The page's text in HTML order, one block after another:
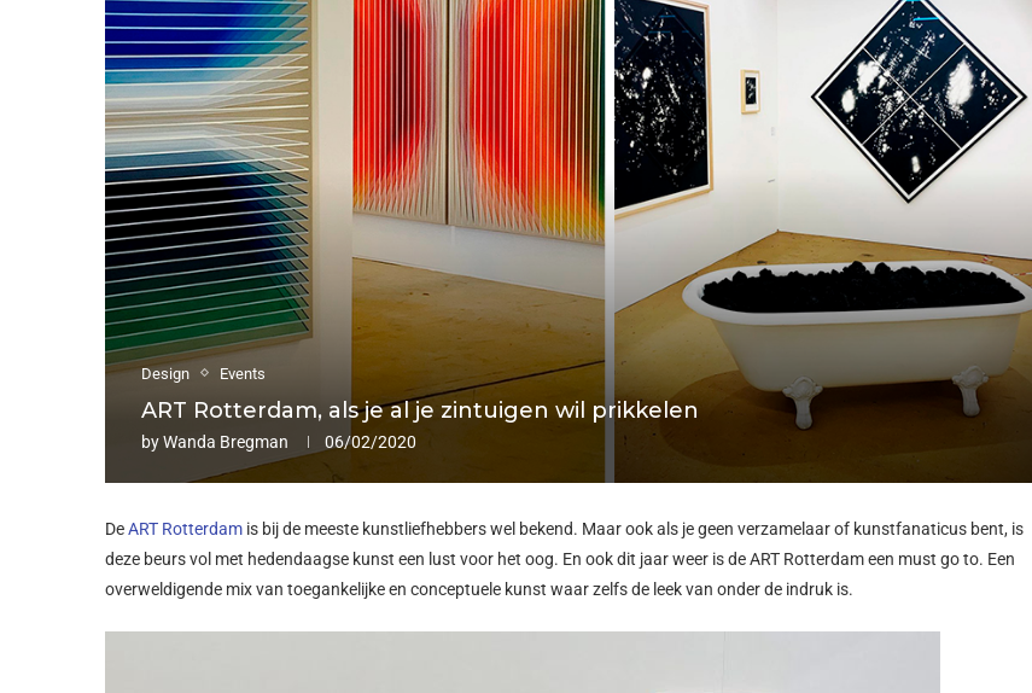
Design Events
ART Rotterdam, als je al je zintuigen wil prikkelen
byWanda Bregman 06/02/2020
DeART Rotterdam is bij de meeste kunstliefhebbers wel bekend. Maar ook als je geen verzamelaar of kunstfanaticus bent, is
deze beurs vol met hedendaagse kunst een lust voor het oog. En ook dit jaar weer is de ART Rotterdam een must go to. Een
overweldigende mix van toegankelijke en conceptuele kunst waar zelfs de leek van onder de indruk is.